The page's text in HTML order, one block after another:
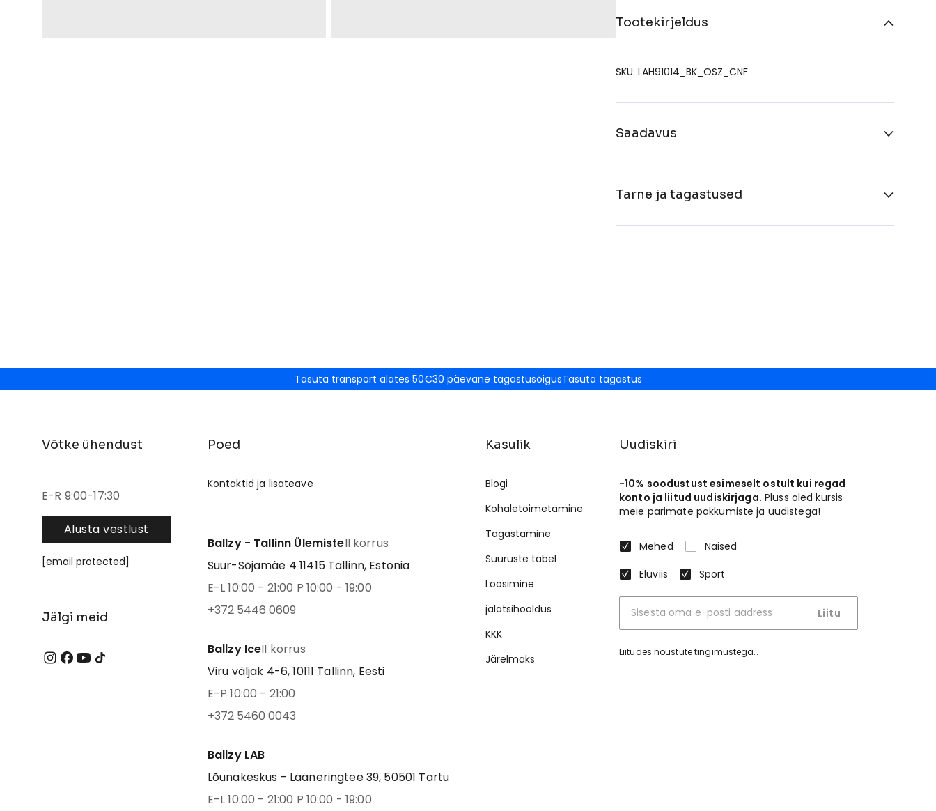
Tootekirjeldus
SKU: LAH91014_BK_OSZ_CNF
Saadavus
Tarne ja tagastused
Tasuta transport alates 50€30 päevane tagastusõigusTasuta tagastus
Võtke ühendust
E-R 9:00-17:30
Alusta vestlust
[email protected]
Jälgi meid
Poed
Kontaktid ja lisateave
Ballzy - Tallinn ÜlemisteII korrus
Suur-Sõjamäe 4 11415 Tallinn, Estonia
E-L 10:00 - 21:00 P 10:00 - 19:00
+372 5446 0609
Ballzy IceII korrus
Viru väljak 4-6, 10111 Tallinn, Eesti
E-P 10:00 - 21:00
+372 5460 0043
Ballzy LAB
Lõunakeskus - Lääneringtee 39, 50501 Tartu
E-L 10:00 - 21:00 P 10:00 - 19:00
Kasulik
Blogi
Kohaletoimetamine
Tagastamine
Suuruste tabel
Loosimine
jalatsihooldus
KKK
Järelmaks
Uudiskiri
-10% soodustust esimeselt ostult kui regad
konto ja liitud uudiskirjaga. Pluss oled kursis
meie parimate pakkumiste ja uudistega!
Mehed
Naised
Eluviis
Sport
Liitu
Liitudes nõustutetingimustega..